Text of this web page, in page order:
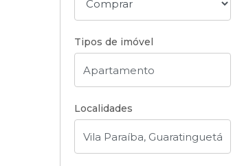
Tipos de imóvel
Localidades